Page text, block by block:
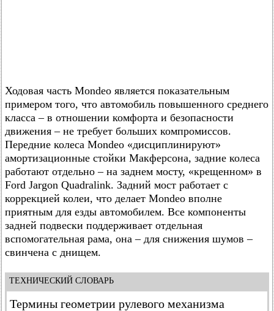
Ходовая часть Mondeo является показательным
примером того, что автомобиль повышенного среднего
класса – в отношении комфорта и безопасности
движения – не требует больших компромиссов.
Передние колеса Mondeo «дисциплинируют»
амортизационные стойки Макферсона, задние колеса
работают отдельно – на заднем мосту, «крещенном» в
Ford Jargon Quadralink. Задний мост работает с
коррекцией колеи, что делает Mondeo вполне
приятным для езды автомобилем. Все компоненты
задней подвески поддерживает отдельная
вспомогательная рама, она – для снижения шумов –
свинчена с днищем.
ТЕХНИЧЕСКИЙ СЛОВАРЬ
Термины геометрии рулевого механизма